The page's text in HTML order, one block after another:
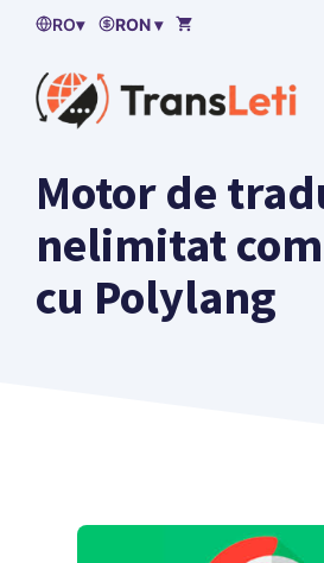
continut
RO▾ RON ▾
Motor de
nelimitat
cu Polylang